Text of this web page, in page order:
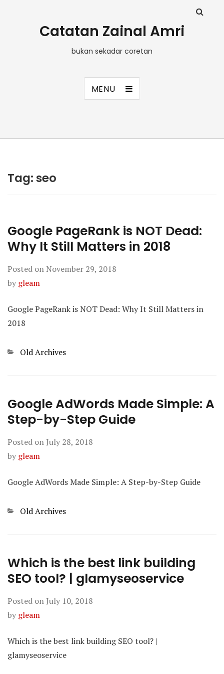
Catatan Zainal Amri
bukan sekadar coretan
MENU
Tag:seo
Google PageRank is NOT Dead:
Why It Still Matters in 2018
Posted on November 29, 2018
by gleam
Google PageRank is NOT Dead: Why It Still Matters in
2018
Categories
Old Archives
Google AdWords Made Simple: A
Step-by-Step Guide
Posted on July 28, 2018
by gleam
Google AdWords Made Simple: A Step-by-Step Guide
Categories
Old Archives
Which is the best link building
SEO tool? | glamyseoservice
Posted on July 10, 2018
by gleam
Which is the best link building SEO tool? |
glamyseoservice